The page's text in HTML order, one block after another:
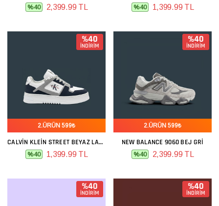
%40 2,399.99 TL %40 1,399.99 TL
%40
İNDİRİM
2.ÜRÜN 599₺
CALVIN KLEIN STREET BEYAZ LACIVERT
%40 1,399.99 TL
%40
İNDİRİM
2.ÜRÜN 599₺
NEW BALANCE 9060 BEJ GRI
%40 2,399.99 TL
%40
İNDİRİM
%40
İNDİRİM